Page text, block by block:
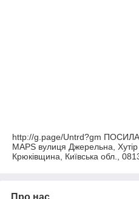
http://g.page/Untrd?gm
MAPS вулиця Джерельна,
Крюківщина, Київська обл.,
Про нас